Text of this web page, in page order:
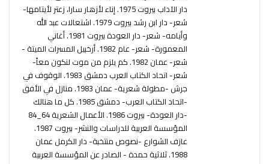
دار الآداب بيروت 1975. إناء لأزهار سارا، زعتر لأيتامها-
شعر- دار ابن رشد بيروت 1979. اشتعالات عبد الله
وأيامه- شعر- دار العودة بيروت 1981. أغاني
المعمورة- شعر- عام 1982. أرخبيل المسرات الميتة -
شعر- عمان 1982. كم يلزم من موت لنكون معاً-
شعر- اتحاد الكتاب العرب دمشق 1983. الوقوف في
جرش -مطولة شعرية- عمان 1983. منازل في الأفق
-اتحاد الكتاب العرب- دمشق 1985. كل ما هنالك
-دار العودة- بيروت 1986. الأعمال الشعرية 64_84
المؤسسة العربية للدراسات والنشر- بيروت 1987.
عازف الشوارع -نصوص منتخبة- دار الكرمل عمان
1988. ثلاثية حمدة - الصادر عن المؤسسة العربية